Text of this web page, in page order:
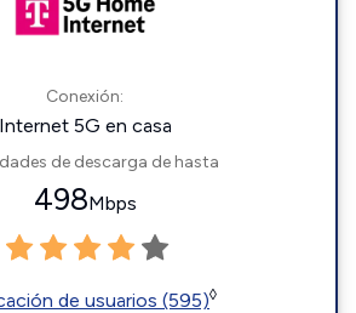
Conexión:
Internet 5G en casa
de descarga de hasta
498Mbps
de usuarios (595)◊